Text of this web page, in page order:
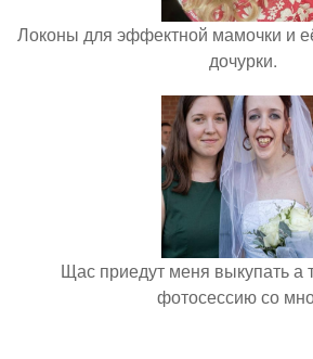
Локоны для эффектной мамочки и
дочурки.
Щас приедут меня выкупать а
фотосессию со